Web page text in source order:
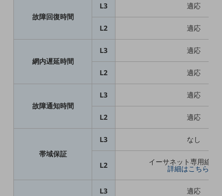
顧客体験（CX）改善
自動化・省電化
人材不足解消
業種・業態で探す
故障回復時間
L3 適応
L2 適応
網内遅延時間
L3 適応
L2 適応
故障通知時間
L3 適応
L2 適応
帯域保証
L3 なし
L2 イーサネット専用線の
詳細はこちら >
L3 適応